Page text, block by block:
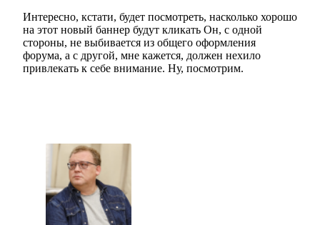
Интересно, кстати, будет посмотреть, насколько хорошо
на этот новый баннер будут кликать Он, с одной
стороны, не выбивается из общего оформления
форума, а с другой, мне кажется, должен нехило
привлекать к себе внимание. Ну, посмотрим.